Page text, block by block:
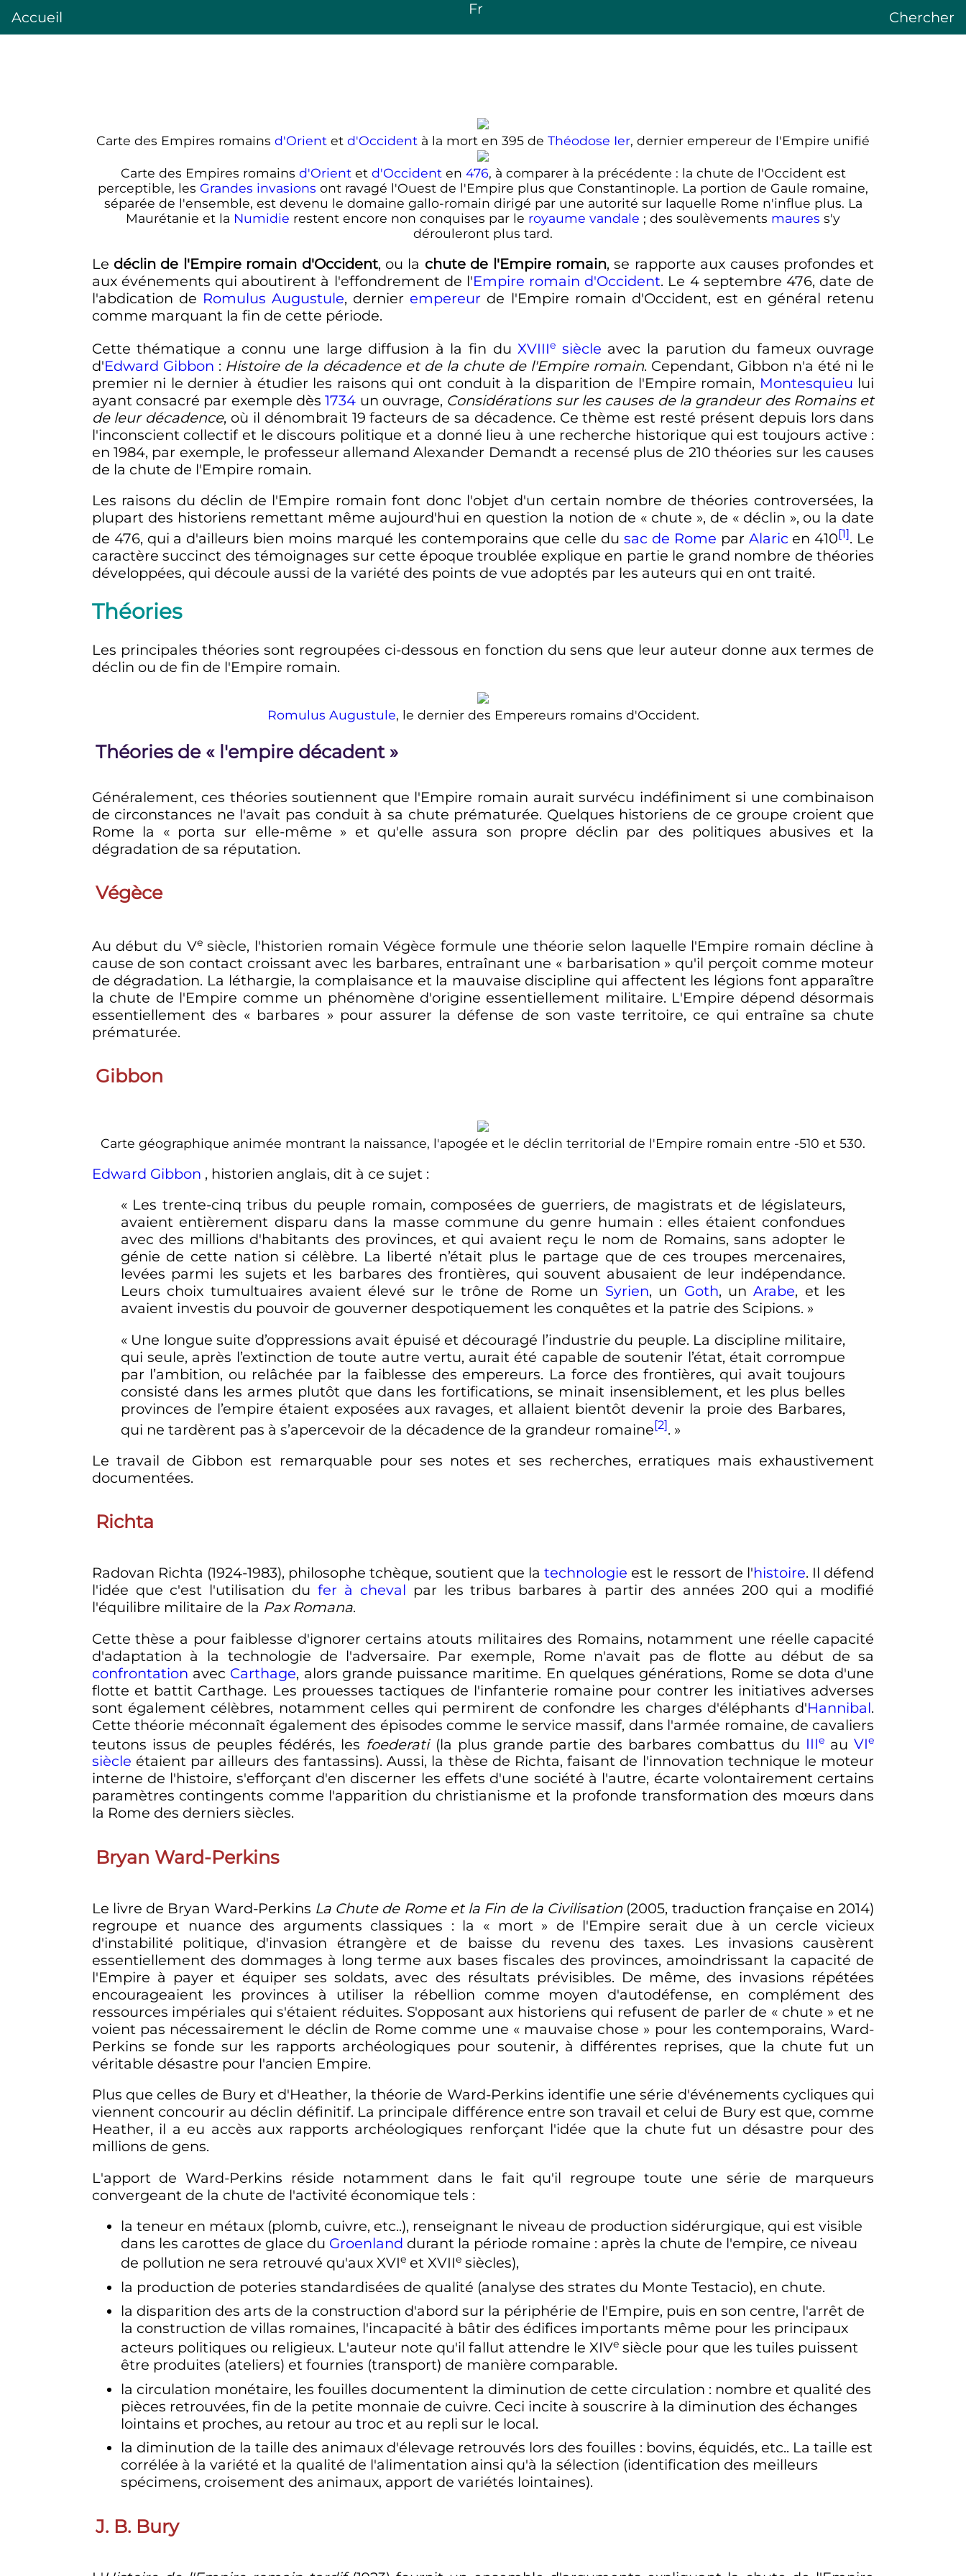
Accueil Fr Chercher
Carte des Empires romains d'Orient et d'Occident à la mort en 395 de Théodose Ier, dernier empereur de l'Empire unifié
Carte des Empires romains d'Orientet d'Occidenten 476, à comparer à la précédente : la chute de l'Occident est
perceptible, les Grandes invasions ont ravagé l'Ouest de l'Empire plus que Constantinople. La portion de Gaule romaine,
séparée de l'ensemble, est devenu le domaine gallo-romain dirigé par une autorité sur laquelle Rome n'influe plus. La
Maurétanie et la Numidie restent encore non conquises par le royaume vandale ; des soulèvements maures s'y
dérouleront plus tard.
Le déclin de l'Empire romain d'Occident, ou la chute de l'Empire romain, se rapporte aux causes profondes et
aux événements qui aboutirent à l'effondrement de l'Empire romain d'Occident. Le 4 septembre 476, date de
l'abdication de Romulus Augustule, dernier empereur de l'Empire romain d'Occident, est en général retenu
comme marquant la fin de cette période.
Cette thématique a connu une large diffusion à la fin du XVIIIe siècle avec la parution du fameux ouvrage
d'Edward Gibbon : Histoire de la décadence et de la chute de l'Empire romain. Cependant, Gibbon n'a été ni le
premier ni le dernier à étudier les raisons qui ont conduit à la disparition de l'Empire romain, Montesquieu lui
ayant consacré par exemple dès1734 un ouvrage, Considérations sur les causes de la grandeur des Romains et
de leur décadence, où il dénombrait 19 facteurs de sa décadence. Ce thème est resté présent depuis lors dans
l'inconscient collectif et le discours politique et a donné lieu à une recherche historique qui est toujours active :
en 1984, par exemple, le professeur allemand Alexander Demandt a recensé plus de 210 théories sur les causes
de la chute de l'Empire romain.
Les raisons du déclin de l'Empire romain font donc l'objet d'un certain nombre de théories controversées, la
plupart des historiens remettant même aujourd'hui en question la notion de « chute », de « déclin », ou la date
de 476, qui a d'ailleurs bien moins marqué les contemporains que celle du sac de Rome par Alaric en 410[1]. Le
caractère succinct des témoignages sur cette époque troublée explique en partie le grand nombre de théories
développées, qui découle aussi de la variété des points de vue adoptés par les auteurs qui en ont traité.
Théories
Les principales théories sont regroupées ci-dessous en fonction du sens que leur auteur donne aux termes de
déclin ou de fin de l'Empire romain.
Romulus Augustule, le dernier des Empereurs romains d'Occident.
Théories de « l'empire décadent »
Généralement, ces théories soutiennent que l'Empire romain aurait survécu indéfiniment si une combinaison
de circonstances ne l'avait pas conduit à sa chute prématurée. Quelques historiens de ce groupe croient que
Rome la « porta sur elle-même » et qu'elle assura son propre déclin par des politiques abusives et la
dégradation de sa réputation.
Végèce
Au début du Ve siècle, l'historien romain Végèce formule une théorie selon laquelle l'Empire romain décline à
cause de son contact croissant avec les barbares, entraînant une « barbarisation » qu'il perçoit comme moteur
de dégradation. La léthargie, la complaisance et la mauvaise discipline qui affectent les légions font apparaître
la chute de l'Empire comme un phénomène d'origine essentiellement militaire. L'Empire dépend désormais
essentiellement des « barbares » pour assurer la défense de son vaste territoire, ce qui entraîne sa chute
prématurée.
Gibbon
Carte géographique animée montrant la naissance, l'apogée et le déclin territorial de l'Empire romain entre -510 et 530.
Edward Gibbon , historien anglais, dit à ce sujet :
« Les trente-cinq tribus du peuple romain, composées de guerriers, de magistrats et de législateurs,
avaient entièrement disparu dans la masse commune du genre humain : elles étaient confondues
avec des millions d'habitants des provinces, et qui avaient reçu le nom de Romains, sans adopter le
génie de cette nation si célèbre. La liberté n’était plus le partage que de ces troupes mercenaires,
levées parmi les sujets et les barbares des frontières, qui souvent abusaient de leur indépendance.
Leurs choix tumultuaires avaient élevé sur le trône de Rome un Syrien, un Goth, unArabe, et les
avaient investis du pouvoir de gouverner despotiquement les conquêtes et la patrie des Scipions. »
« Une longue suite d’oppressions avait épuisé et découragé l’industrie du peuple. La discipline militaire,
qui seule, après l’extinction de toute autre vertu, aurait été capable de soutenir l’état, était corrompue
par l’ambition, ou relâchée par la faiblesse des empereurs. La force des frontières, qui avait toujours
consisté dans les armes plutôt que dans les fortifications, se minait insensiblement, et les plus belles
provinces de l’empire étaient exposées aux ravages, et allaient bientôt devenir la proie des Barbares,
qui ne tardèrent pas à s’apercevoir de la décadence de la grandeur romaine[2]. »
Le travail de Gibbon est remarquable pour ses notes et ses recherches, erratiques mais exhaustivement
documentées.
Richta
Radovan Richta (1924-1983), philosophe tchèque, soutient que latechnologie est le ressort de l'histoire. Il défend
l'idée que c'est l'utilisation dufer à cheval par les tribus barbares à partir des années 200 qui a modifié
l'équilibre militaire de la Pax Romana.
Cette thèse a pour faiblesse d'ignorer certains atouts militaires des Romains, notamment une réelle capacité
d'adaptation à la technologie de l'adversaire. Par exemple, Rome n'avait pas de flotte au début de sa
confrontation avec Carthage, alors grande puissance maritime. En quelques générations, Rome se dota d'une
flotte et battit Carthage. Les prouesses tactiques de l'infanterie romaine pour contrer les initiatives adverses
sont également célèbres, notamment celles qui permirent de confondre les charges d'éléphants d'Hannibal.
Cette théorie méconnaît également des épisodes comme le service massif, dans l'armée romaine, de cavaliers
teutons issus de peuples fédérés, les foederati(la plus grande partie des barbares combattus du IIIeauVIe
siècle étaient par ailleurs des fantassins). Aussi, la thèse de Richta, faisant de l'innovation technique le moteur
interne de l'histoire, s'efforçant d'en discerner les effets d'une société à l'autre, écarte volontairement certains
paramètres contingents comme l'apparition du christianisme et la profonde transformation des mœurs dans
la Rome des derniers siècles.
Bryan Ward-Perkins
Le livre de Bryan Ward-Perkins La Chute de Rome et la Fin de la Civilisation (2005, traduction française en 2014)
regroupe et nuance des arguments classiques : la « mort » de l'Empire serait due à un cercle vicieux
d'instabilité politique, d'invasion étrangère et de baisse du revenu des taxes. Les invasions causèrent
essentiellement des dommages à long terme aux bases fiscales des provinces, amoindrissant la capacité de
l'Empire à payer et équiper ses soldats, avec des résultats prévisibles. De même, des invasions répétées
encourageaient les provinces à utiliser la rébellion comme moyen d'autodéfense, en complément des
ressources impériales qui s'étaient réduites. S'opposant aux historiens qui refusent de parler de « chute » et ne
voient pas nécessairement le déclin de Rome comme une « mauvaise chose » pour les contemporains, Ward-
Perkins se fonde sur les rapports archéologiques pour soutenir, à différentes reprises, que la chute fut un
véritable désastre pour l'ancien Empire.
Plus que celles de Bury et d'Heather, la théorie de Ward-Perkins identifie une série d'événements cycliques qui
viennent concourir au déclin définitif. La principale différence entre son travail et celui de Bury est que, comme
Heather, il a eu accès aux rapports archéologiques renforçant l'idée que la chute fut un désastre pour des
millions de gens.
L'apport de Ward-Perkins réside notamment dans le fait qu'il regroupe toute une série de marqueurs
convergeant de la chute de l'activité économique tels :
la teneur en métaux (plomb, cuivre, etc..), renseignant le niveau de production sidérurgique, qui est visible
dans les carottes de glace du Groenland durant la période romaine : après la chute de l'empire, ce niveau
de pollution ne sera retrouvé qu'aux XVIe et XVIIe siècles),
la production de poteries standardisées de qualité (analyse des strates du Monte Testacio), en chute.
la disparition des arts de la construction d'abord sur la périphérie de l'Empire, puis en son centre, l'arrêt de
la construction de villas romaines, l'incapacité à bâtir des édifices importants même pour les principaux
acteurs politiques ou religieux. L'auteur note qu'il fallut attendre le XIVe siècle pour que les tuiles puissent
être produites (ateliers) et fournies (transport) de manière comparable.
la circulation monétaire, les fouilles documentent la diminution de cette circulation : nombre et qualité des
pièces retrouvées, fin de la petite monnaie de cuivre. Ceci incite à souscrire à la diminution des échanges
lointains et proches, au retour au troc et au repli sur le local.
la diminution de la taille des animaux d'élevage retrouvés lors des fouilles : bovins, équidés, etc.. La taille est
corrélée à la variété et la qualité de l'alimentation ainsi qu'à la sélection (identification des meilleurs
spécimens, croisement des animaux, apport de variétés lointaines).
J. B. Bury